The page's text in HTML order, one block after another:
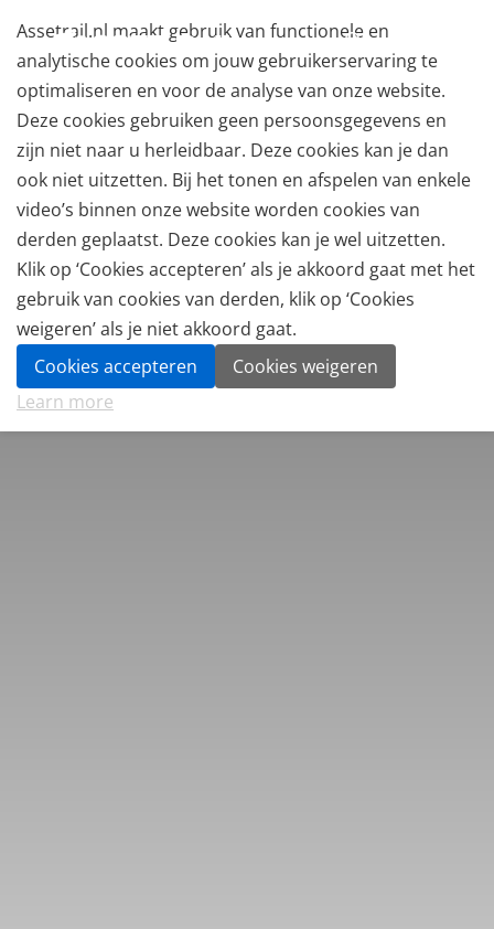
Assetrail.nl maakt gebruik van functionele en
analytische cookies om jouw gebruikerservaring te
optimaliseren en voor de analyse van onze website.
Deze cookies gebruiken geen persoonsgegevens en
zijn niet naar u herleidbaar. Deze cookies kan je dan
ook niet uitzetten. Bij het tonen en afspelen van enkele
video’s binnen onze website worden cookies van
derden geplaatst. Deze cookies kan je wel uitzetten.
Klik op ‘Cookies accepteren’ als je akkoord gaat met het
gebruik van cookies van derden, klik op ‘Cookies
weigeren’ als je niet akkoord gaat.
Cookies accepteren
Cookies weigeren
Learn more